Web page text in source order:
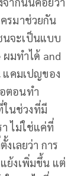
รมาช่วยกัน
นจะเป็นแบบ
มทำได้ and
แคมเปญของ
ตอนทำ
นช่วงที่มี
ไม่ใช่แค่ที่
เลยว่า การ
ย้งเพิ่มขึ้น แต่